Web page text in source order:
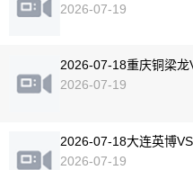
2026-07-19
2026-07-18重庆铜梁
2026-07-19
2026-07-18大连英博
2026-07-19